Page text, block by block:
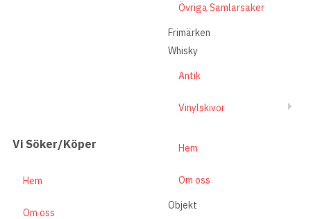
Övriga Samlarsaker
Frimärken
Whisky
Antik
Vinylskivor
Vi Söker/Köper
Hem
Om oss
Hem
Om oss
Objekt